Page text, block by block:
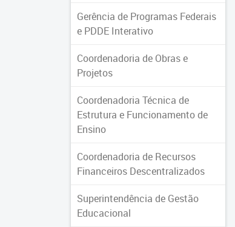
Gerência de Programas Federais
e PDDE Interativo
Coordenadoria de Obras e
Projetos
Coordenadoria Técnica de
Estrutura e Funcionamento de
Ensino
Coordenadoria de Recursos
Financeiros Descentralizados
Superintendência de Gestão
Educacional